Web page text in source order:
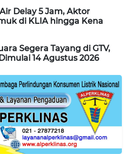
Delay 5 Jam, Aktor
di KLIA hingga Kena
Segera Tayang di GTV,
14 Agustus 2026